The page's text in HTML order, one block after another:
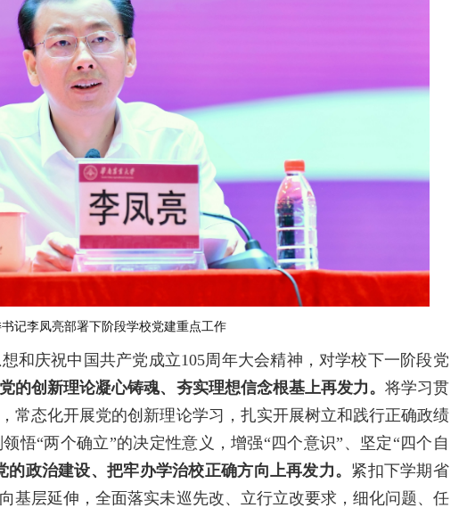
记李凤亮部署下阶段学校党建重点工作
和庆祝中国共产党成立105周年大会精神，对学校下一阶段党
的创新理论凝心铸魂、夯实理想信念根基上再发力。 将学习贯
常态化开展党的创新理论学习，扎实开展树立和践行正确政绩
悟“两个确立”的决定性意义，增强“四个意识”、坚定“四个自
的政治建设、把牢办学治校正确方向上再发力。 紧扣下学期省
基层延伸，全面落实未巡先改、立行立改要求，细化问题、任